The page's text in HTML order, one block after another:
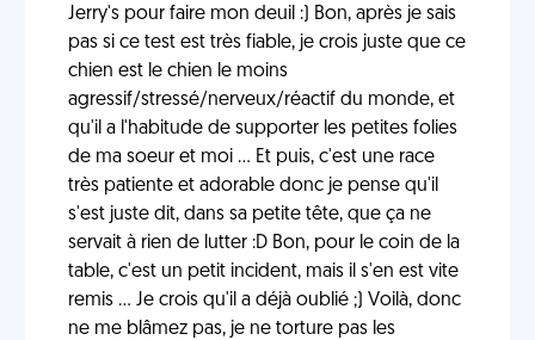
Jerry's pour faire mon deuil :) Bon, après je sais
pas si ce test est très fiable, je crois juste que ce
chien est le chien le moins
agressif/stressé/nerveux/réactif du monde, et
qu'il a l'habitude de supporter les petites folies
de ma soeur et moi ... Et puis, c'est une race
très patiente et adorable donc je pense qu'il
s'est juste dit, dans sa petite tête, que ça ne
servait à rien de lutter :D Bon, pour le coin de la
table, c'est un petit incident, mais il s'en est vite
remis ... Je crois qu'il a déjà oublié ;) Voilà, donc
ne me blâmez pas, je ne torture pas les